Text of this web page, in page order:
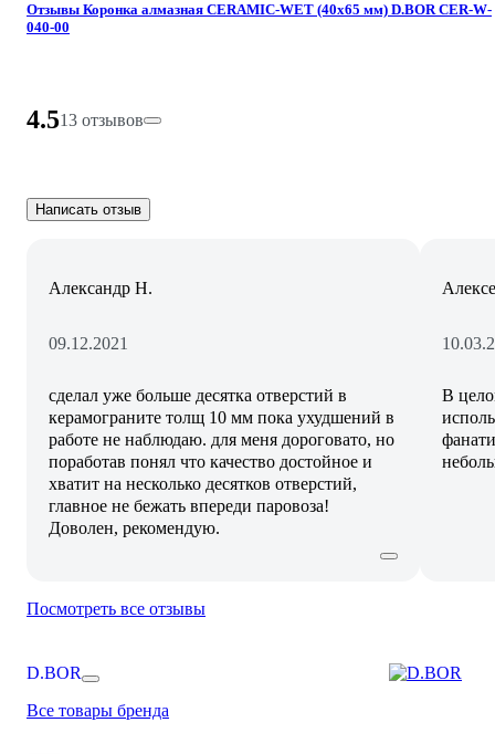
Отзывы Коронка алмазная CERAMIC-WET (40х65 мм) D.BOR CER-W-
040-00
4.513 отзывов
Написать отзыв
Александр Н.
09.12.2021
сделал уже больше десятка отверстий в
керамограните толщ 10 мм пока ухудшений в
работе не наблюдаю. для меня дороговато, но
поработав понял что качество достойное и
хватит на несколько десятков отверстий,
главное не бежать впереди паровоза!
Доволен, рекомендую.
В
Посмотреть все отзывы
D.BOR
Все товары бренда